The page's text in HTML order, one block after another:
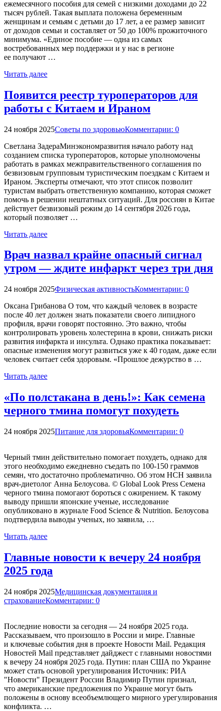
ежемесячного пособия для семей с низкими доходами до 22
тысяч рублей. Такая выплата положена беременным
женщинам и семьям с детьми до 17 лет, а ее размер зависит
от доходов семьи и составляет от 50 до 100% прожиточного
минимума. «Единое пособие — одна из самых
востребованных мер поддержки и у нас в регионе
ее получают …
Читать далее
Появится реестр туроператоров для
работы с Китаем и Ираном
24 ноября 2025Советы по здоровьюКомментарии: 0
Светлана ЗадераМинэкономразвития начало работу над
созданием списка туроператоров, которые уполномочены
работать в рамках межправительственного соглашения по
безвизовым групповым туристическим поездкам с Китаем и
Ираном. Эксперты отмечают, что этот список позволит
туристам выбрать ответственную компанию, которая сможет
помочь в решении нештатных ситуаций. Для россиян в Китае
действует безвизовый режим до 14 сентября 2026 года,
который позволяет …
Читать далее
Врач назвал крайне опасный сигнал
утром — ждите инфаркт через три дня
24 ноября 2025Физическая активностьКомментарии: 0
Оксана Грибанова О том, что каждый человек в возрасте
после 40 лет должен знать показатели своего липидного
профиля, врачи говорят постоянно. Это важно, чтобы
контролировать уровень холестерина в крови, снижать риски
развития инфаркта и инсульта. Однако практика показывает:
опасные изменения могут развиться уже к 40 годам, даже если
человек считает себя здоровым. «Прошлое дежурство в …
Читать далее
«По полстакана в день!»: Как семена
черного тмина помогут похудеть
24 ноября 2025Питание для здоровьяКомментарии: 0
Черный тмин действительно помогает похудеть, однако для
этого необходимо ежедневно съедать по 100-150 граммов
семян, что достаточно проблематично. Об этом НСН заявила
врач-диетолог Анна Белоусова. © Global Look Press Семена
черного тмина помогают бороться с ожирением. К такому
выводу пришли японские ученые, исследование
опубликовано в журнале Food Science & Nutrition. Белоусова
подтвердила выводы ученых, но заявила, …
Читать далее
Главные новости к вечеру 24 ноября
2025 года
24 ноября 2025Медицинская документация и
страхованиеКомментарии: 0
Последние новости за сегодня — 24 ноября 2025 года.
Рассказываем, что произошло в России и мире. Главные
и ключевые события дня в проекте Новости Mail. Редакция
Новостей Mail представляет дайджест с главными новостями
к вечеру 24 ноября 2025 года. Путин: план США по Украине
может стать основой урегулирования Источник: РИА
"Новости" Президент России Владимир Путин признал,
что американские предложения по Украине могут быть
положены в основу всеобъемлющего мирного урегулирования
конфликта. …